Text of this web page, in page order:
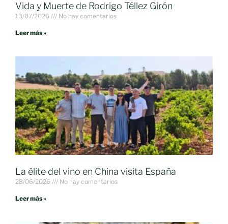
Vida y Muerte de Rodrigo Téllez Girón
13/07/2026 No hay comentarios
Leer más »
La élite del vino en China visita España
28/06/2026 No hay comentarios
Leer más »